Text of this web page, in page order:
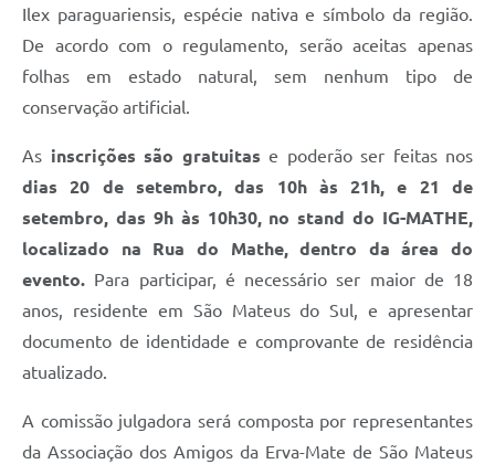
Galeria de Fotos
Audiências Públicas
Iluminação Pública
Arquivos para Download
Carta de Serviços
Projetos
Legislação
Logo Prefeitura de São Mateus do Sul
Ilex paraguariensis, espécie nativa e símbolo da região.
De acordo com o regulamento, serão aceitas apenas
folhas em estado natural, sem nenhum tipo de
conservação artificial.
As inscrições são gratuitas e poderão ser feitas nos
dias 20 de setembro, das 10h às 21h, e 21 de
setembro, das 9h às 10h30, no stand do IG-MATHE,
localizado na Rua do Mathe, dentro da área do
evento. Para participar, é necessário ser maior de 18
anos, residente em São Mateus do Sul, e apresentar
documento de identidade e comprovante de residência
atualizado.
A comissão julgadora será composta por representantes
da Associação dos Amigos da Erva-Mate de São Mateus